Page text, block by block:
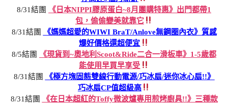
8/31結團
《日本NIPPI膠原蛋白~8月團購特惠》出門都帶1
包，偷偷變美就靠它
8/31結團
《媽媽超愛的WIWI BraT/Anlove無鋼圈內衣》質感
爆好價格還超便宜
8/5結團
《現貨到~奧地利Scoot&Ride二合一滑板車》1-5歲都
能使用早買早享受
8/31結團
《極方塊固態雙線行動電源/巧冰扇/迷你冰心扇!!》
巧冰扇CP值超級高
8/31結團
《在日本超紅的Toffy微波爐專用煎烤廚具!!》三種款